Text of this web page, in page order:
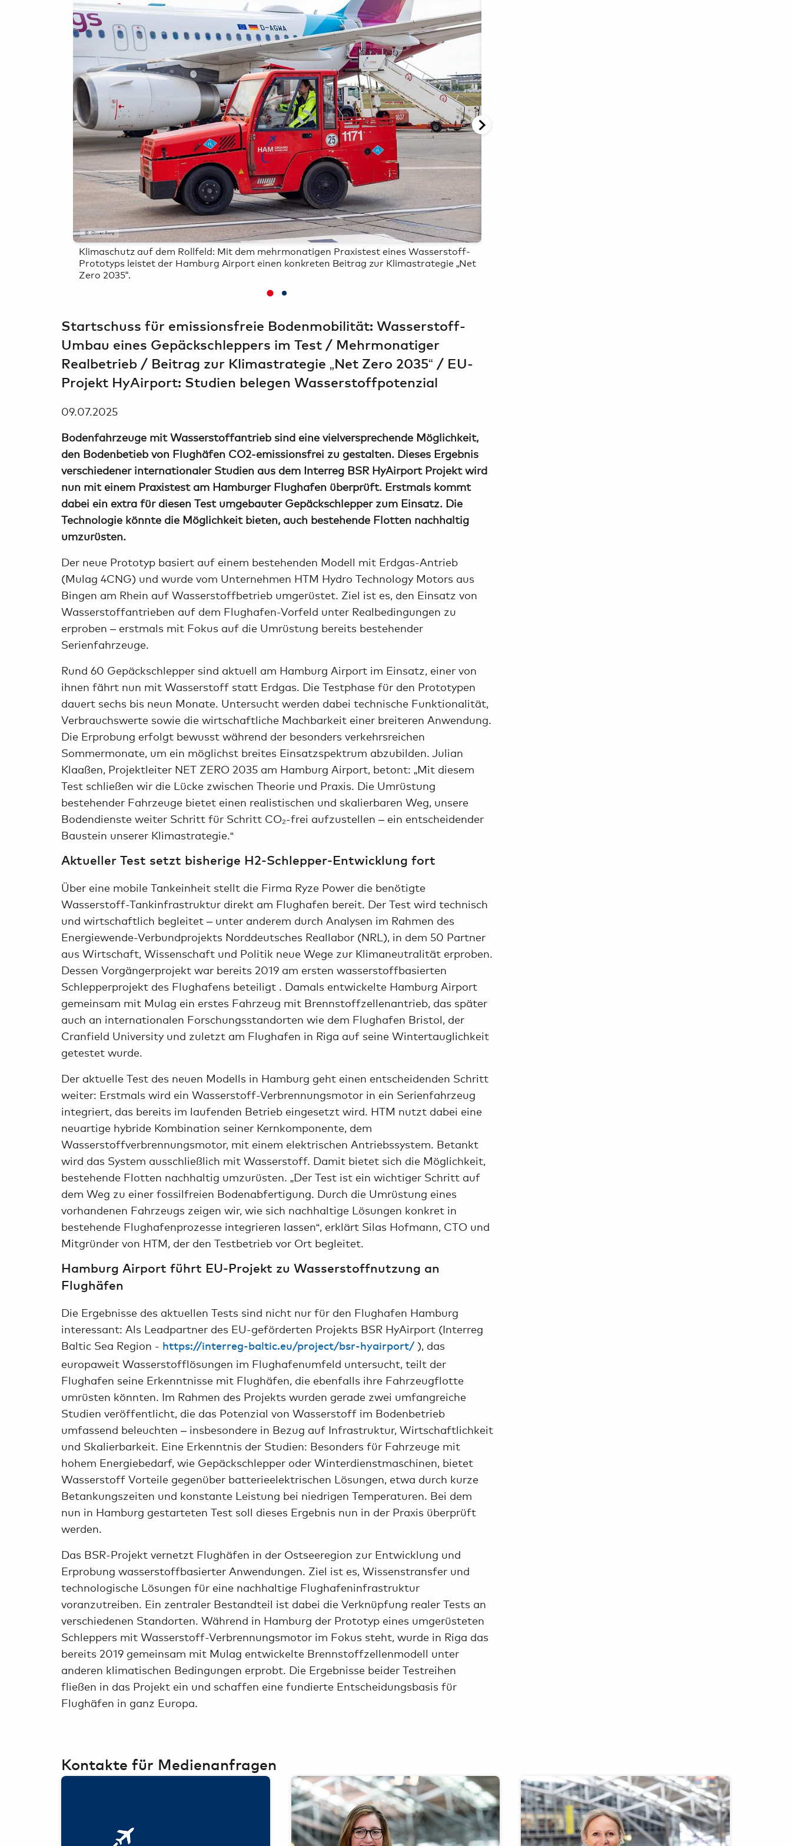
Airport-
Parkplatz buchen
Mietwagen &
Carsharing
Oliver Sorg
Klimaschutz auf dem Rollfeld: Mit dem mehrmonatigen Praxistest eines Wasserstoff-
Prototyps leistet der Hamburg Airport einen konkreten Beitrag zur Klimastrategie „Net
Zero 2035“.
Startschuss für emissionsfreie Bodenmobilität: Wasserstoff-
Umbau eines Gepäckschleppers im Test / Mehrmonatiger
Realbetrieb / Beitrag zur Klimastrategie „Net Zero 2035“ / EU-
Projekt HyAirport: Studien belegen Wasserstoffpotenzial
09.07.2025
Bodenfahrzeuge mit Wasserstoffantrieb sind eine vielversprechende Möglichkeit,
den Bodenbetieb von Flughäfen CO2-emissionsfrei zu gestalten. Dieses Ergebnis
verschiedener internationaler Studien aus dem Interreg BSR HyAirport Projekt wird
nun mit einem Praxistest am Hamburger Flughafen überprüft. Erstmals kommt
dabei ein extra für diesen Test umgebauter Gepäckschlepper zum Einsatz. Die
Technologie könnte die Möglichkeit bieten, auch bestehende Flotten nachhaltig
umzurüsten.
Der neue Prototyp basiert auf einem bestehenden Modell mit Erdgas-Antrieb
(Mulag 4CNG) und wurde vom Unternehmen HTM Hydro Technology Motors aus
Bingen am Rhein auf Wasserstoffbetrieb umgerüstet. Ziel ist es, den Einsatz von
Wasserstoffantrieben auf dem Flughafen-Vorfeld unter Realbedingungen zu
erproben – erstmals mit Fokus auf die Umrüstung bereits bestehender
Serienfahrzeuge.
Rund 60 Gepäckschlepper sind aktuell am Hamburg Airport im Einsatz, einer von
ihnen fährt nun mit Wasserstoff statt Erdgas. Die Testphase für den Prototypen
dauert sechs bis neun Monate. Untersucht werden dabei technische Funktionalität,
Verbrauchswerte sowie die wirtschaftliche Machbarkeit einer breiteren Anwendung.
Die Erprobung erfolgt bewusst während der besonders verkehrsreichen
Sommermonate, um ein möglichst breites Einsatzspektrum abzubilden. Julian
Klaaßen, Projektleiter NET ZERO 2035 am Hamburg Airport, betont: „Mit diesem
Test schließen wir die Lücke zwischen Theorie und Praxis. Die Umrüstung
bestehender Fahrzeuge bietet einen realistischen und skalierbaren Weg, unsere
Bodendienste weiter Schritt für Schritt CO₂-frei aufzustellen – ein entscheidender
Baustein unserer Klimastrategie.“
Aktueller Test setzt bisherige H2-Schlepper-Entwicklung fort
Über eine mobile Tankeinheit stellt die Firma Ryze Power die benötigte
Wasserstoff-Tankinfrastruktur direkt am Flughafen bereit. Der Test wird technisch
und wirtschaftlich begleitet – unter anderem durch Analysen im Rahmen des
Energiewende-Verbundprojekts Norddeutsches Reallabor (NRL), in dem 50 Partner
aus Wirtschaft, Wissenschaft und Politik neue Wege zur Klimaneutralität erproben.
Dessen Vorgängerprojekt war bereits 2019 am ersten wasserstoffbasierten
Schlepperprojekt des Flughafens beteiligt . Damals entwickelte Hamburg Airport
gemeinsam mit Mulag ein erstes Fahrzeug mit Brennstoffzellenantrieb, das später
auch an internationalen Forschungsstandorten wie dem Flughafen Bristol, der
Cranfield University und zuletzt am Flughafen in Riga auf seine Wintertauglichkeit
getestet wurde.
Der aktuelle Test des neuen Modells in Hamburg geht einen entscheidenden Schritt
weiter: Erstmals wird ein Wasserstoff-Verbrennungsmotor in ein Serienfahrzeug
integriert, das bereits im laufenden Betrieb eingesetzt wird. HTM nutzt dabei eine
neuartige hybride Kombination seiner Kernkomponente, dem
Wasserstoffverbrennungsmotor, mit einem elektrischen Antriebssystem. Betankt
wird das System ausschließlich mit Wasserstoff. Damit bietet sich die Möglichkeit,
bestehende Flotten nachhaltig umzurüsten. „Der Test ist ein wichtiger Schritt auf
dem Weg zu einer fossilfreien Bodenabfertigung. Durch die Umrüstung eines
vorhandenen Fahrzeugs zeigen wir, wie sich nachhaltige Lösungen konkret in
bestehende Flughafenprozesse integrieren lassen“, erklärt Silas Hofmann, CTO und
Mitgründer von HTM, der den Testbetrieb vor Ort begleitet.
Hamburg Airport führt EU-Projekt zu Wasserstoffnutzung an
Flughäfen
Die Ergebnisse des aktuellen Tests sind nicht nur für den Flughafen Hamburg
interessant: Als Leadpartner des EU-geförderten Projekts BSR HyAirport (Interreg
Baltic Sea Region - https://interreg-baltic.eu/project/bsr-hyairport/), das
europaweit Wasserstofflösungen im Flughafenumfeld untersucht, teilt der
Flughafen seine Erkenntnisse mit Flughäfen, die ebenfalls ihre Fahrzeugflotte
umrüsten könnten. Im Rahmen des Projekts wurden gerade zwei umfangreiche
Studien veröffentlicht, die das Potenzial von Wasserstoff im Bodenbetrieb
umfassend beleuchten – insbesondere in Bezug auf Infrastruktur, Wirtschaftlichkeit
und Skalierbarkeit. Eine Erkenntnis der Studien: Besonders für Fahrzeuge mit
hohem Energiebedarf, wie Gepäckschlepper oder Winterdienstmaschinen, bietet
Wasserstoff Vorteile gegenüber batterieelektrischen Lösungen, etwa durch kurze
Betankungszeiten und konstante Leistung bei niedrigen Temperaturen. Bei dem
nun in Hamburg gestarteten Test soll dieses Ergebnis nun in der Praxis überprüft
werden.
Das BSR-Projekt vernetzt Flughäfen in der Ostseeregion zur Entwicklung und
Erprobung wasserstoffbasierter Anwendungen. Ziel ist es, Wissenstransfer und
technologische Lösungen für eine nachhaltige Flughafeninfrastruktur
voranzutreiben. Ein zentraler Bestandteil ist dabei die Verknüpfung realer Tests an
verschiedenen Standorten. Während in Hamburg der Prototyp eines umgerüsteten
Schleppers mit Wasserstoff-Verbrennungsmotor im Fokus steht, wurde in Riga das
bereits 2019 gemeinsam mit Mulag entwickelte Brennstoffzellenmodell unter
anderen klimatischen Bedingungen erprobt. Die Ergebnisse beider Testreihen
fließen in das Projekt ein und schaffen eine fundierte Entscheidungsbasis für
Flughäfen in ganz Europa.
Kontakte für Medienanfragen